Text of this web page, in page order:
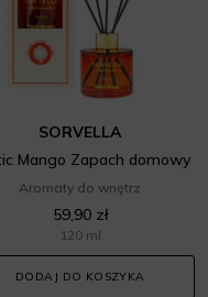
SORVELLA
Mango Zapach domowy
Aromaty do wnętrz
59,90 zł
120 ml
DODAJ DO KOSZYKA